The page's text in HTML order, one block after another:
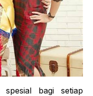
bagi setiap